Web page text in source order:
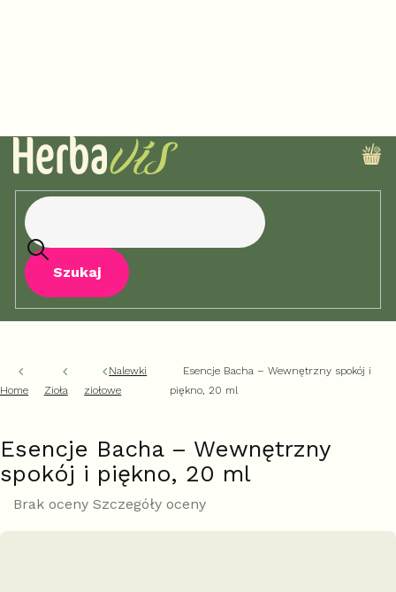
Szukaj
Home Zioła
Nalewki
ziołowe
Esencje Bacha – Wewnętrzny spokój i
piękno, 20 ml
Esencje Bacha – Wewnętrzny
spokój i piękno, 20 ml
Średnia
Brak oceny Szczegóły oceny